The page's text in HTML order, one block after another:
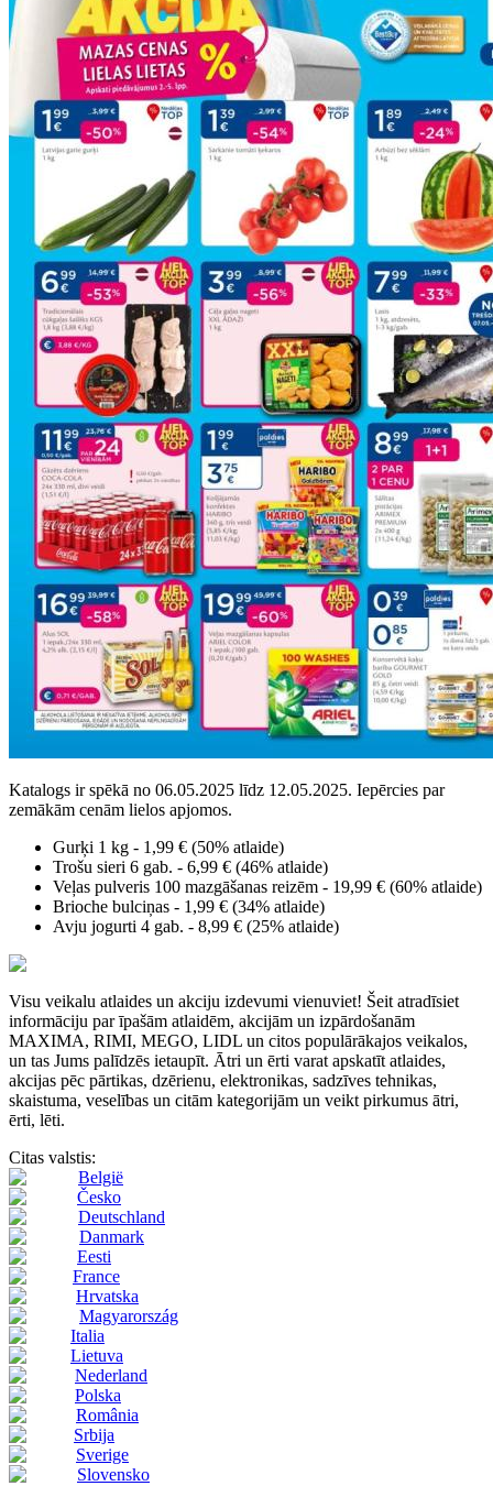
Katalogs ir spēkā no 06.05.2025 līdz 12.05.2025. Iepērcies par
zemākām cenām lielos apjomos.
Gurķi 1 kg - 1,99 € (50% atlaide)
Trošu sieri 6 gab. - 6,99 € (46% atlaide)
Veļas pulveris 100 mazgāšanas reizēm - 19,99 € (60% atlaide)
Brioche bulciņas - 1,99 € (34% atlaide)
Avju jogurti 4 gab. - 8,99 € (25% atlaide)
Visu veikalu atlaides un akciju izdevumi vienuviet! Šeit atradīsiet
informāciju par īpašām atlaidēm, akcijām un izpārdošanām
MAXIMA, RIMI, MEGO, LIDL un citos populārākajos veikalos,
un tas Jums palīdzēs ietaupīt. Ātri un ērti varat apskatīt atlaides,
akcijas pēc pārtikas, dzērienu, elektronikas, sadzīves tehnikas,
skaistuma, veselības un citām kategorijām un veikt pirkumus ātri,
ērti, lēti.
Citas valstis:
België
Česko
Deutschland
Danmark
Eesti
France
Hrvatska
Magyarország
Italia
Lietuva
Nederland
Polska
România
Srbija
Sverige
Slovensko